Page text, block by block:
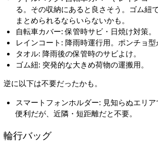
る。その収納にあると良さそう。ゴム紐
まとめられるならいらないかも。
自転車カバー: 保管時サビ・日焼け対策。
レインコート: 降雨時運行用。ポンチョ型
タオル: 降雨後の保管時のサビよけ。
ゴム紐: 突発的な大きめ荷物の運搬用。
逆に以下は不要だったかも。
スマートフォンホルダー: 見知らぬエリア
便利だが、近隣・短距離だと不要。
輪行バッグ